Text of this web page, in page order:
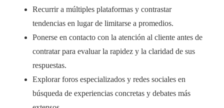
Recurrir a múltiples plataformas y contrastar
tendencias en lugar de limitarse a promedios.
Ponerse en contacto con la atención al cliente antes de
contratar para evaluar la rapidez y la claridad de sus
respuestas.
Explorar foros especializados y redes sociales en
búsqueda de experiencias concretas y debates más